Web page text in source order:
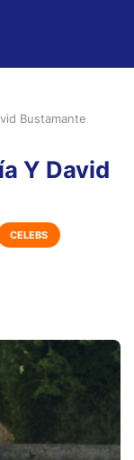
Bustamante
Y David
CELEBS